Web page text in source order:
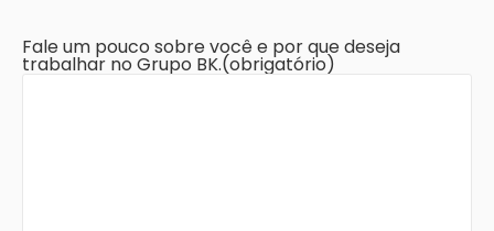
Fale um pouco sobre você e por que deseja
trabalhar no Grupo BK.(obrigatório)